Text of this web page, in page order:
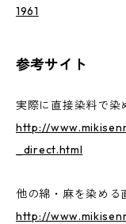
1961
参考サイト
実際に直接染料で染
http://
_direct.html
他の綿・麻を染める
http://